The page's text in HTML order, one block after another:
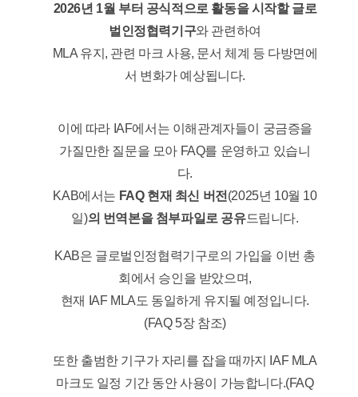
2026년 1월 부터 공식적으로 활동을 시작할 글로
벌인정협력기구와 관련하여
MLA 유지, 관련 마크 사용, 문서 체계 등 다방면에
서 변화가 예상됩니다.
이에 따라 IAF에서는 이해관계자들이 궁금증을
가질만한 질문을 모아 FAQ를 운영하고 있습니
다.
KAB에서는 FAQ 현재 최신 버전 (2025년 10월 10
일)의 번역본을 첨부파일로 공유드립니다.
KAB은 글로벌인정협력기구로의 가입을 이번 총
회에서 승인을 받았으며,
현재 IAF MLA도 동일하게 유지될 예정입니다.
(FAQ 5장 참조)
또한 출범한 기구가 자리를 잡을 때까지 IAF MLA
마크도 일정 기간 동안 사용이 가능합니다.(FAQ